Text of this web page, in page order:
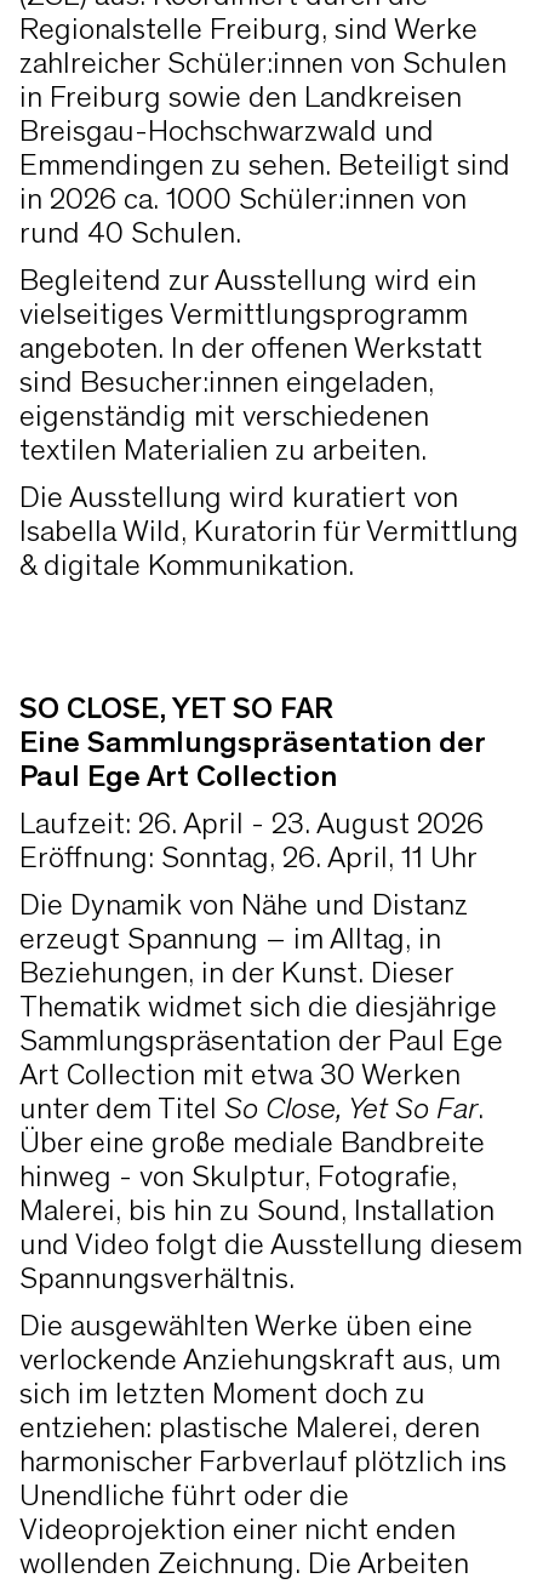
Regionalstelle Freiburg, sind Werke
zahlreicher Schüler:innen von Schulen
in Freiburg sowie den Landkreisen
Breisgau-Hochschwarzwald und
Emmendingen zu sehen. Beteiligt sind
in 2026 ca. 1000 Schüler:innen von
rund 40 Schulen.
Begleitend zur Ausstellung wird ein
vielseitiges Vermittlungsprogramm
angeboten. In der offenen Werkstatt
sind Besucher:innen eingeladen,
eigenständig mit verschiedenen
textilen Materialien zu arbeiten.
Die Ausstellung wird kuratiert von
Isabella Wild, Kuratorin für Vermittlung
& digitale Kommunikation.
SO CLOSE, YET SO FAR
Eine Sammlungspräsentation der
Paul Ege Art Collection
Laufzeit: 26. April - 23. August 2026
Eröffnung: Sonntag, 26. April, 11 Uhr
Die Dynamik von Nähe und Distanz
erzeugt Spannung – im Alltag, in
Beziehungen, in der Kunst. Dieser
Thematik widmet sich die diesjährige
Sammlungspräsentation der Paul Ege
Art Collection mit etwa 30 Werken
unter dem Titel So Close, Yet So Far.
Über eine große mediale Bandbreite
hinweg - von Skulptur, Fotografie,
Malerei, bis hin zu Sound, Installation
und Video folgt die Ausstellung diesem
Spannungsverhältnis.
Die ausgewählten Werke üben eine
verlockende Anziehungskraft aus, um
sich im letzten Moment doch zu
entziehen: plastische Malerei, deren
harmonischer Farbverlauf plötzlich ins
Unendliche führt oder die
Videoprojektion einer nicht enden
wollenden Zeichnung. Die Arbeiten